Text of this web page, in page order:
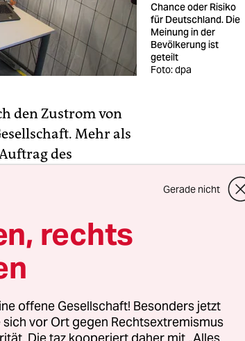
Chance oder Risiko
für Deutschland. Die
Meinung in der
Bevölkerung ist
geteilt
Foto: dpa
den Zustrom von
Mehr als
des
einem
(53 Prozent)
durch Flüchtlinge
Leben würde
die Menschen die
Gerade nicht
rechts
offene Gesellschaft! Besonders jetzt
vor Ort gegen Rechtsextremismus
Die taz kooperiert daher mit „Alles